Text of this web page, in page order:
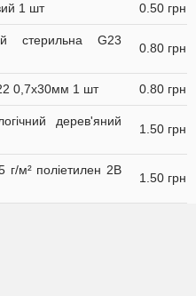
1 шт 0.50 грн
стерильна G23
0.80 грн
0,7х30мм 1 шт 0.80 грн
дерев'яний
1.50 грн
г/м² поліетилен 2В
1.50 грн